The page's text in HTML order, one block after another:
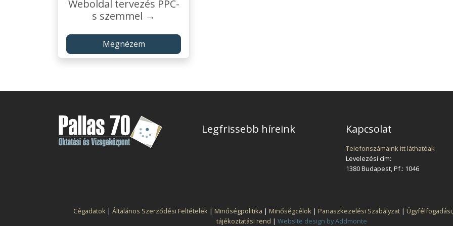
Weboldal tervezés PPC-
s szemmel →
Megnézem
Legfrissebb híreink Kapcsolat
Telefonszámaink itt láthatóak
Levelezési cím:
1380 Budapest, Pf.: 1046
Cégadatok| Általános Szerződési Feltételek| Minőségpolitika | Minőségcélok| Panaszkezelési Szabályzat|
tájékoztatási rend | Website design by Addmonte